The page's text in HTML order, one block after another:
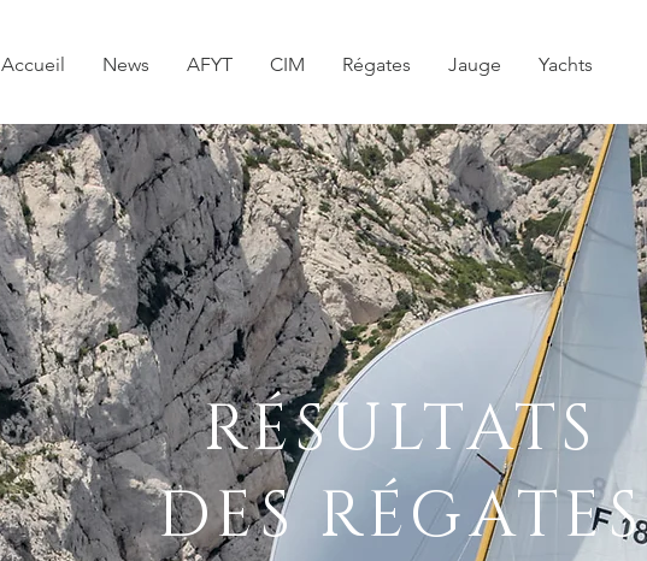
Accueil News AFYT CIM Régates Jauge Yachts
RÉSULTATS
DES RÉGATES